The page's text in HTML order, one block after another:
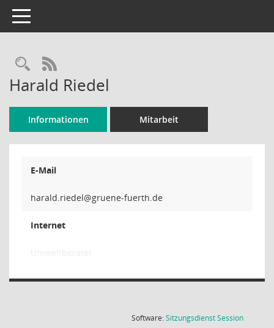
Toggle navigation
Rechercheauswahl
RSS-Feed
Harald Riedel
Informationen Mitarbeit
E-Mail
ledeir.
Internet
Software:SitzungsdienstSession(Wird in